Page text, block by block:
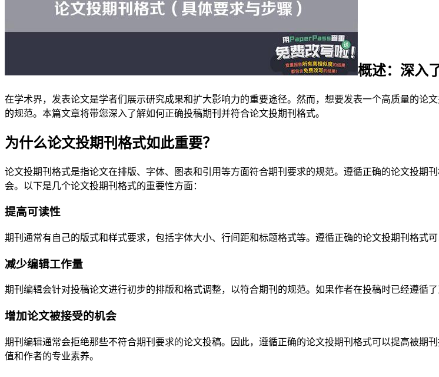
概述：深入
在学术界，发表论文是学者们展示研究成果和扩大影响力的重要途径。然而，想要发表一个高质量的论
的规范。本篇文章将带您深入了解如何正确投稿期刊并符合论文投期刊格式。
为什么论文投期刊格式如此重要？
论文投期刊格式是指论文在排版、字体、图表和引用等方面符合期刊要求的规范。遵循正确的论文投期
会。以下是几个论文投期刊格式的重要性方面：
提高可读性
期刊通常有自己的版式和样式要求，包括字体大小、行间距和标题格式等。遵循正确的论文投期刊格式
减少编辑工作量
期刊编辑会针对投稿论文进行初步的排版和格式调整，以符合期刊的规范。如果作者在投稿时已经遵循
增加论文被接受的机会
期刊编辑通常会拒绝那些不符合期刊要求的论文投稿。因此，遵循正确的论文投期刊格式可以提高被期
值和作者的专业素养。